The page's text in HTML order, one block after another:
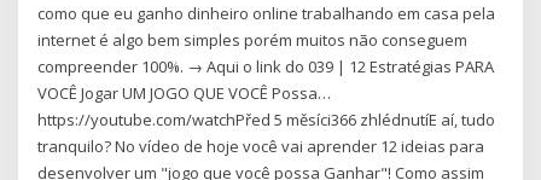
como que eu ganho dinheiro online trabalhando em casa pela
internet é algo bem simples porém muitos não conseguem
compreender 100%. → Aqui o link do 039 | 12 Estratégias PARA
VOCÊ Jogar UM JOGO QUE VOCÊ Possa…
https://youtube.com/watchPřed 5 měsíci366 zhlédnutíE aí, tudo
tranquilo? No vídeo de hoje você vai aprender 12 ideias para
desenvolver um "jogo que você possa Ganhar"! Como assim